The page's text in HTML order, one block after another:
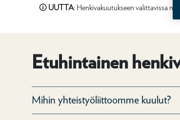
🛈 UUTTA: Henkivakuutukseen valittavissa
Etuhintainen
Mihin yhteistyöliittoomme kuulut?